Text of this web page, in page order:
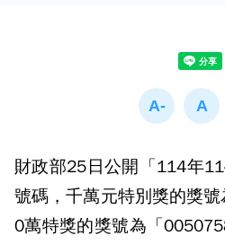
財政部25日公開「114年
號碼，千萬元特別獎的獎
0萬特獎的獎號為「